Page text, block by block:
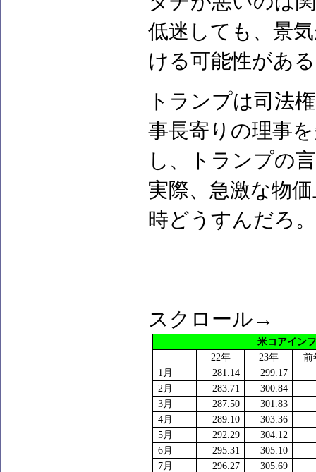
低迷しても、景
ける可能性があ
トランプは司法
事長寄りの理事
し、トランプの
実際、急激な物
時どうすんだろ。
スクロール→
米コアイン
22年 23年
前
1 月 281.14
299.17
2月 283.71
300.84
3月 287.50
301.83
4月 289.10
303.36
5月 292.29
304.12
6月 295.31
305.10
7月 296.27
305.69